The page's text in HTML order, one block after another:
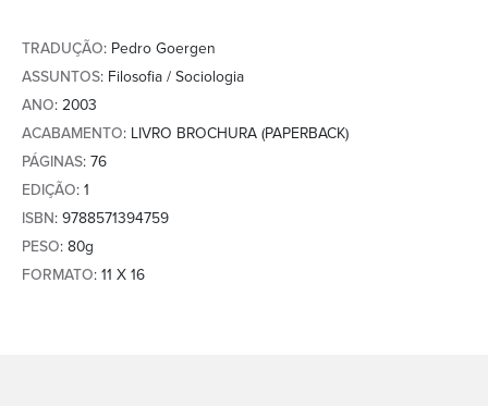
TRADUÇÃO: Pedro Goergen
ASSUNTOS: Filosofia / Sociologia
ANO: 2003
ACABAMENTO: LIVRO BROCHURA (PAPERBACK)
PÁGINAS: 76
EDIÇÃO: 1
ISBN: 9788571394759
PESO: 80g
FORMATO: 11 X 16